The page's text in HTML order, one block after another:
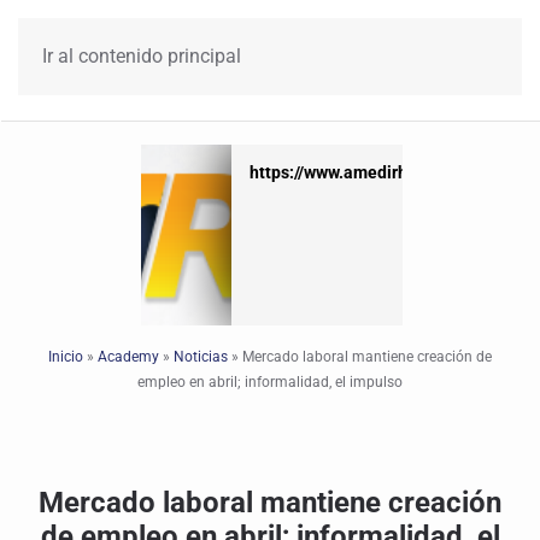
Ir al contenido principal
https://www.amedirh.com.mx
https://www.amedirh.com.mx
Inicio » Academy » Noticias » Mercado laboral mantiene creación de
empleo en abril; informalidad, el impulso
Mercado laboral mantiene creación